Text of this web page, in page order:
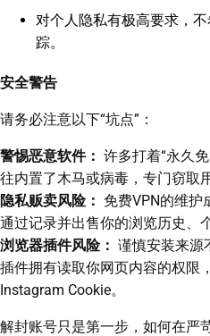
对个人隐私有极高要求，
踪。
安全警告
请务必注意以下“坑点”：
警惕恶意软件： 许多打着“永久
往内置了木马或病毒，专门窃取
隐私贩卖风险： 免费VPN的维护
通过记录并出售你的浏览历史、
浏览器插件风险： 谨慎安装来源
插件拥有读取你网页内容的权限
Instagram Cookie。
解封账号只是第一步，如何在严